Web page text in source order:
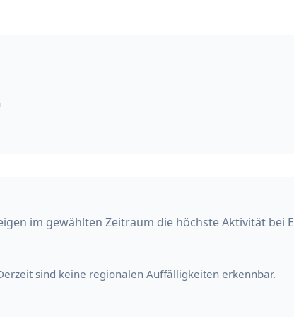
im gewählten Zeitraum die höchste Aktivität bei
sind keine regionalen Auffälligkeiten erkennbar.